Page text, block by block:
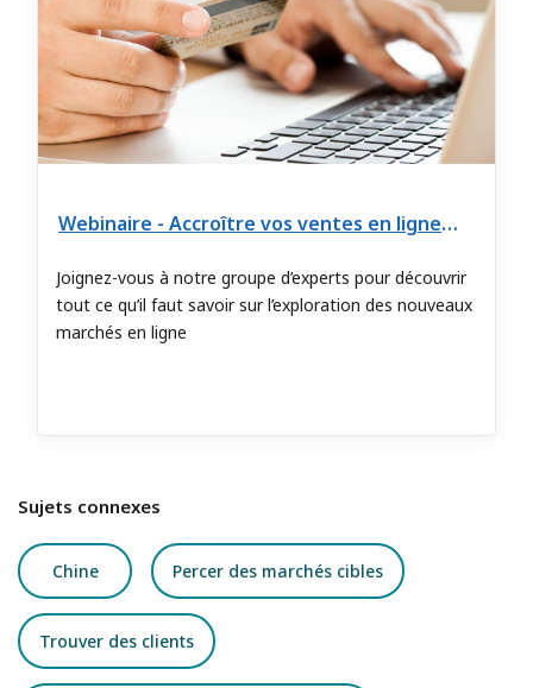
Webinaire - Accroître vos ventes en ligne : au-delà des frontières numériques
Joignez-vous à notre groupe d’experts pour découvrir
tout ce qu’il faut savoir sur l’exploration des nouveaux
marchés en ligne
Sujets connexes
Chine Percer des marchés cibles
Trouver des clients